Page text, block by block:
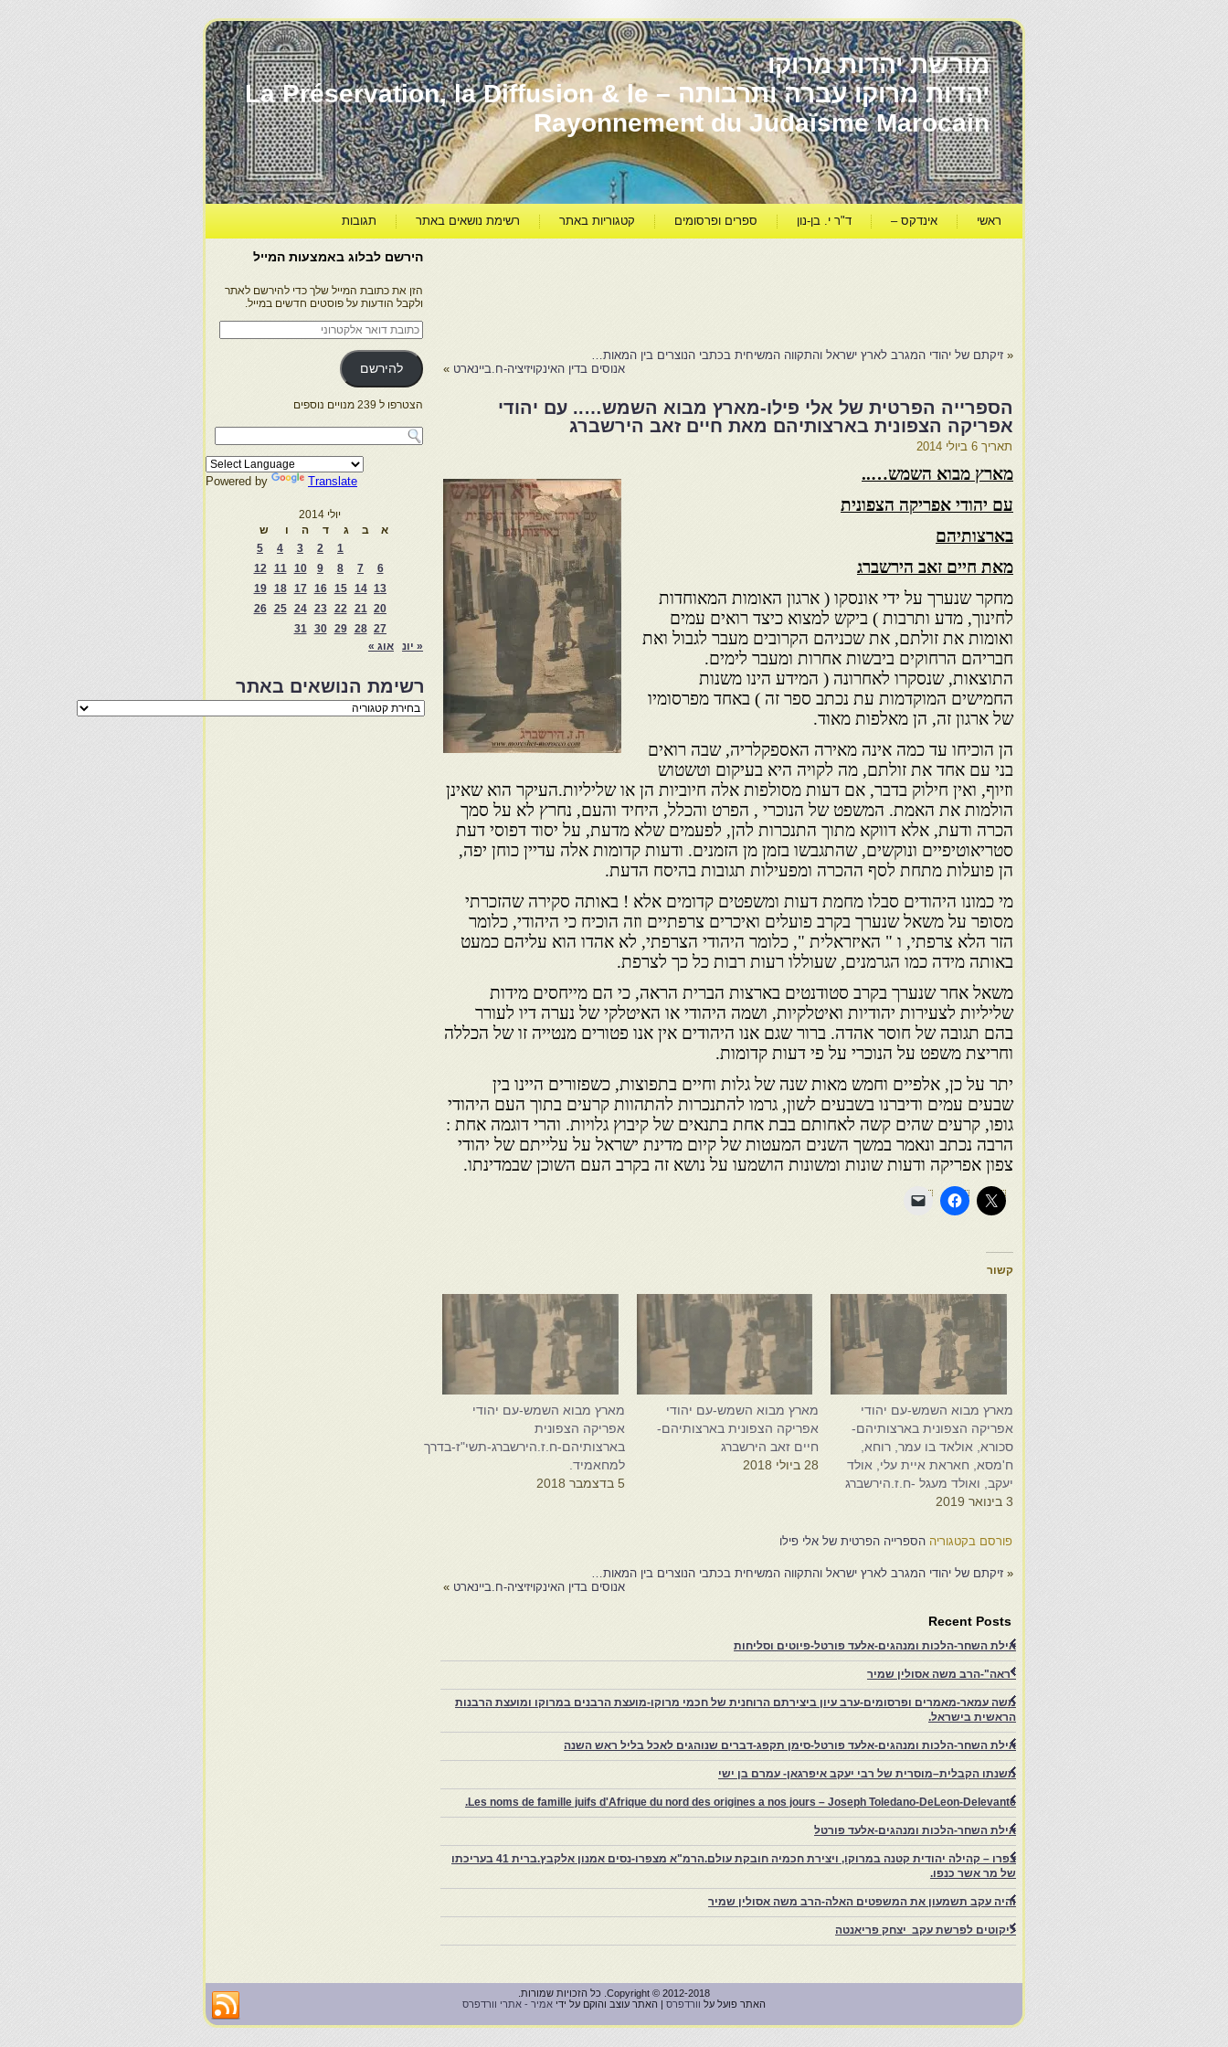
מורשת יהדות מרוקו
יהדות מרוקו עברה ותרבותה – La Préservation, la Diffusion & le
Rayonnement du Judaïsme Marocain
ראשי אינדקס – ד"ר י. בן-נון ספרים ופרסומים קטגוריות באתר רשימת נושאים באתר תגובות
« זיקתם של יהודי המגרב לארץ ישראל והתקווה המשיחית בכתבי הנוצרים בין המאות…
אנוסים בדין האינקויזיציה-ח.ביינארט »
הספרייה הפרטית של אלי פילו-מארץ מבוא השמש….. עם יהודי
אפריקה הצפונית בארצותיהם מאת חיים זאב הירשברג
תאריך 6 ביולי 2014
מארץ מבוא השמש…..
עם יהודי אפריקה הצפונית
בארצותיהם
מאת חיים זאב הירשברג
מחקר שנערך על ידי אונסקו ( ארגון האומות המאוחדות
לחינוך, מדע ותרבות ) ביקש למצוא כיצד רואים עמים
ואומות את זולתם, את שכניהם הקרובים מעבר לגבול ואת
חבריהם הרחוקים ביבשות אחרות ומעבר לימים.
התוצאות, שנסקרו לאחרונה ( המידע הינו משנות
החמישים המוקדמות עת נכתב ספר זה ) באחד מפרסומיו
של ארגון זה, הן מאלפות מאוד.
הן הוכיחו עד כמה אינה מאירה האספקלריה, שבה רואים
בני עם אחד את זולתם, מה לקויה היא בעיקום וטשטוש
וזיוף, ואין חילוק בדבר, אם דעות מסולפות אלה חיוביות הן או שליליות.העיקר הוא שאינן
הולמות את האמת. המשפט של הנוכרי , הפרט והכלל, היחיד והעם, נחרץ לא על סמך
הכרה ודעת, אלא דווקא מתוך התנכרות להן, לפעמים שלא מדעת, על יסוד דפוסי דעת
סטריאוטיפיים ונוקשים, שהתגבשו בזמן מן הזמנים. ודעות קדומות אלה עדיין כוחן יפה,
הן פועלות מתחת לסף ההכרה ומפעילות תגובות בהיסח הדעת.
מי כמונו היהודים סבלו מחמת דעות ומשפטים קדומים אלא ! באותה סקירה שהזכרתי
מסופר על משאל שנערך בקרב פועלים ואיכרים צרפתיים וזה הוכיח כי היהודי, כלומר
הזר הלא צרפתי, ו " האיזראלית ", כלומר היהודי הצרפתי, לא אהדו הוא עליהם כמעט
באותה מידה כמו הגרמנים, שעוללו רעות רבות כל כך לצרפת.
משאל אחר שנערך בקרב סטודנטים בארצות הברית הראה, כי הם מייחסים מידות
שליליות לצעירות יהודיות ואיטלקיות, ושמה היהודי או האיטלקי של נערה דיו לעורר
בהם תגובה של חוסר אהדה. ברור שגם אנו היהודים אין אנו פטורים מנטייה זו של הכללה
וחריצת משפט על הנוכרי על פי דעות קדומות.
יתר על כן, אלפיים וחמש מאות שנה של גלות וחיים בתפוצות, כשפזורים היינו בין
שבעים עמים ודיברנו בשבעים לשון, גרמו להתנכרות להתהוות קרעים בתוך העם היהודי
גופו, קרעים שהים קשה לאחותם בבת אחת בתנאים של קיבוץ גלויות. והרי דוגמה אחת :
הרבה נכתב ונאמר במשך השנים המעטות של קיום מדינת ישראל על עלייתם של יהודי
צפון אפריקה ודעות שונות ומשונות הושמעו על נושא זה בקרב העם השוכן שבמדינתו.
קשור
מארץ מבוא השמש-עם יהודי
אפריקה הצפונית בארצותיהם-
סכורא, אולאד בו עמר, רוחא,
ח'מסא, חאראת איית עלי, אולד
יעקב, ואולד מעגל -ח.ז.הירשברג
3 בינואר 2019
מארץ מבוא השמש-עם יהודי
אפריקה הצפונית בארצותיהם-
חיים זאב הירשברג
28 ביולי 2018
מארץ מבוא השמש-עם יהודי
אפריקה הצפונית
בארצותיהם-ח.ז.הירשברג-תשי"ז-בדרך
למחאמיד.
5 בדצמבר 2018
פורסם בקטגוריה הספרייה הפרטית של אלי פילו
« זיקתם של יהודי המגרב לארץ ישראל והתקווה המשיחית בכתבי הנוצרים בין המאות…
אנוסים בדין האינקויזיציה-ח.ביינארט »
Recent Posts
אילת השחר-הלכות ומנהגים-אלעד פורטל-פיוטים וסליחות
"ראה"-הרב משה אסולין שמיר
משה עמאר-מאמרים ופרסומים-ערב עיון ביצירתם הרוחנית של חכמי מרוקו-מועצת הרבנים במרוקו ומועצת הרבנות
הראשית בישראל.
אילת השחר-הלכות ומנהגים-אלעד פורטל-סימן תקפג-דברים שנוהגים לאכל בליל ראש השנה
משנתו הקבלית–מוסרית של רבי יעקב איפרגאן- עמרם בן ישי
Les noms de famille juifs d'Afrique du nord des origines a nos jours – Joseph Toledano-DeLeon-Delevante.
אילת השחר-הלכות ומנהגים-אלעד פורטל
צפרו – קהילה יהודית קטנה במרוקו, ויצירת חכמיה חובקת עולם.הרמ"א מצפרו-נסים אמנון אלקבץ.ברית 41 בעריכתו
של מר אשר כנפו.
והיה עקב תשמעון את המשפטים האלה-הרב משה אסולין שמיר
ליקוטים לפרשת עקב יצחק פריאנטה
הירשם לבלוג באמצעות המייל
הזן את כתובת המייל שלך כדי להירשם לאתר
ולקבל הודעות על פוסטים חדשים במייל.
כתובת
דואר
אלקטרוני
להירשם
הצטרפו ל 239 מנויים נוספים
Powered by Translate
יולי 2014
א
ב ג ד ה ו
ש
1
2
3
4
5
6
7
8
9
10
11
12
13
14
15
16
17
18
19
20
21
22
23
24
25
26
27
28
29
30
31
« יונ
אוג »
רשימת הנושאים באתר
רשימת
הנושאים
Copyright © 2012-2018. כל הזכויות שמורות.
האתר פועל על וורדפרס | האתר עוצב והוקם על ידי אמיר - אתרי וורדפרס